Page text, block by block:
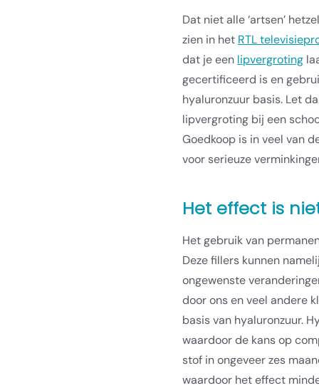
Dat niet alle ‘artsen’
zien in het RTL
dat je een lipvergroting
gecertificeerd is en
hyaluronzuur basis. Let
lipvergroting bij een
Goedkoop is in veel van
voor serieuze
Het effect is
Het gebruik van
Deze fillers kunnen
ongewenste
door ons en veel andere
basis van hyaluronzuur.
waardoor de kans op
stof in ongeveer zes
waardoor het effect